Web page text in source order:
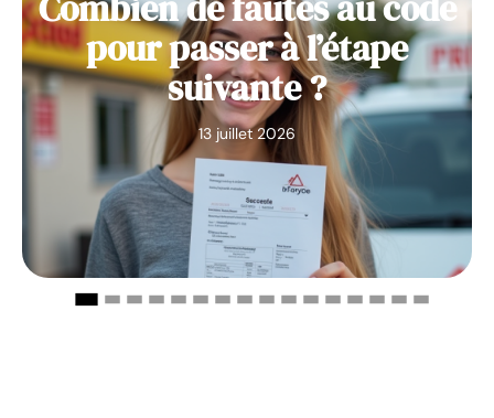
pour passer à l’étape
suivante ?
13 juillet 2026